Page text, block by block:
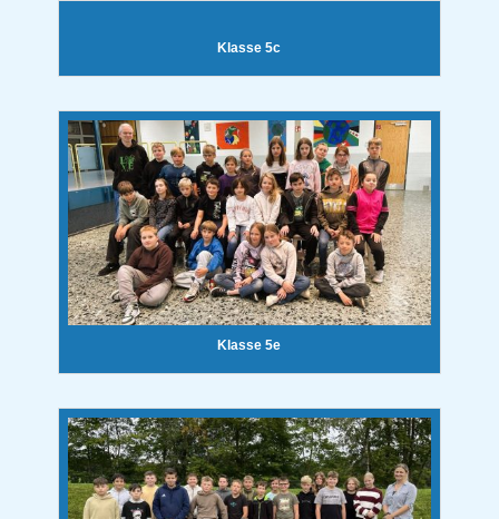
Klasse 5c
Klasse 5e